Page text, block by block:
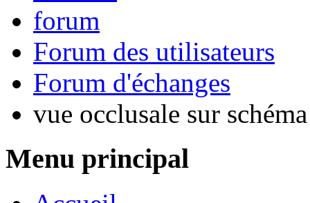
forum
Forum des utilisateurs
Forum d'échanges
vue occlusale sur
Menu principal